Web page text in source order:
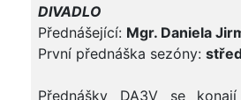
DIVADLO
Přednášející: Mgr. Daniela
První přednáška sezóny:
Přednášky DA3V se